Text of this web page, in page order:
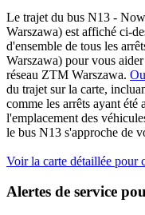
Le trajet du bus N13 -
Warszawa) est affiché ci-
d'ensemble de tous les
Warszawa) pour vous
réseau ZTM Warszawa.
du trajet sur la carte,
comme les arrêts ayant été
l'emplacement des
le bus N13 s'approche de
Voir la carte détaillée pour
Alertes de service